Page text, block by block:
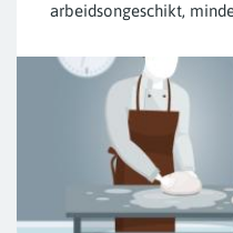
arbeidsongeschikt,